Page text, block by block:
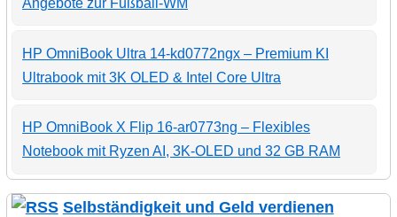
HP OmniBook Ultra 14-kd0772ngx – Premium KI
Ultrabook mit 3K OLED & Intel Core Ultra
HP OmniBook X Flip 16-ar0773ng – Flexibles
Notebook mit Ryzen AI, 3K-OLED und 32 GB RAM
Selbständigkeit und Geld verdienen